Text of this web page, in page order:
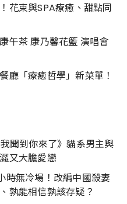
花束與SPA療癒、甜點同
午茶 康乃馨花籃 演唱會
廳「療癒哲學」新菜單！
聞到你來了》貓系男主與
又大膽愛戀
無冷場！改編中國殺妻
孰能相信孰該存疑？